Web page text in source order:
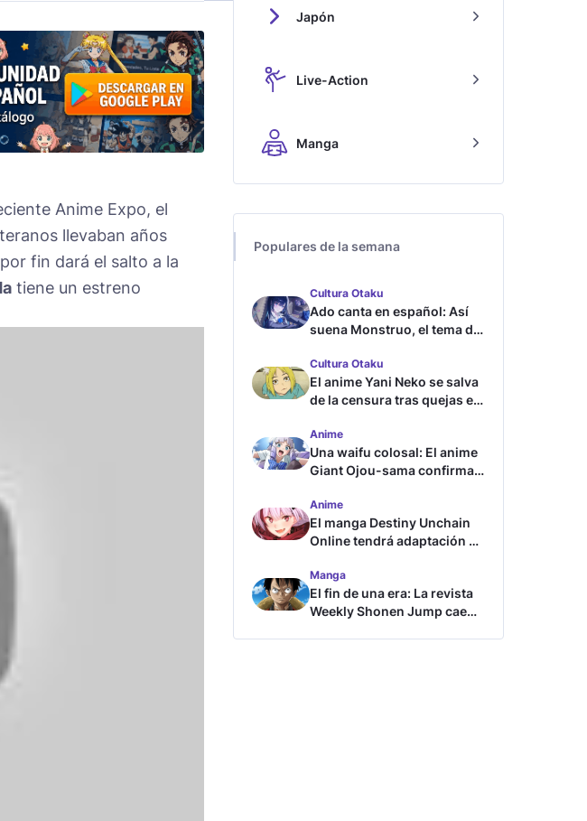
Anime Expo, el
llevaban años
por fin dará el salto a la
tiene un estreno
Japón
Live-Action
Manga
Populares de la semana
Cultura Otaku
Ado canta en español: Así
suena Monstruo, el tema de
Cultura Otaku
El anime Yani Neko se salva
de la censura tras quejas en
Anime
Una waifu colosal: El anime
Giant Ojou-sama confirma
Anime
El manga Destiny Unchain
Online tendrá adaptación al
Manga
El fin de una era: La revista
Weekly Shonen Jump cae